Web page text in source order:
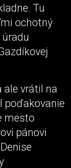
Tu
ochotný
ale vrátil na
poďakovanie
mesto
pánovi